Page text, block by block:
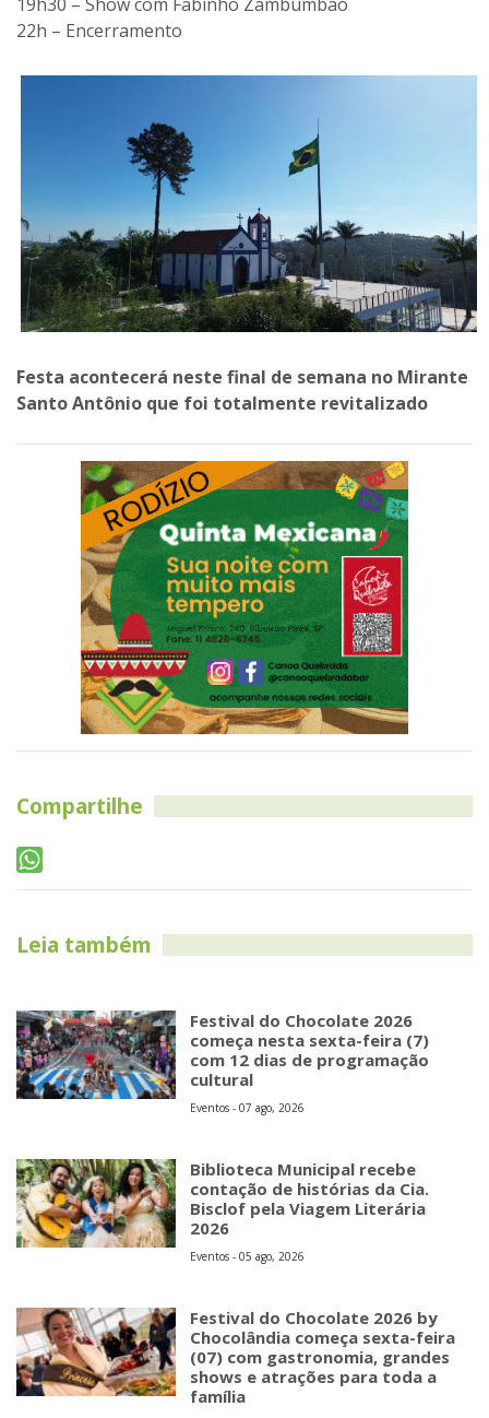
22h – Encerramento
Festa acontecerá neste final de semana no Mirante
Santo Antônio que foi totalmente revitalizado
Compartilhe
Leia também
Festival do Chocolate 2026
começa nesta sexta-feira (7)
com 12 dias de programação
cultural
Eventos - 07 ago, 2026
Biblioteca Municipal recebe
contação de histórias da Cia.
Bisclof pela Viagem Literária
2026
Eventos - 05 ago, 2026
Festival do Chocolate 2026 by
Chocolândia começa sexta-feira
(07) com gastronomia, grandes
shows e atrações para toda a
família